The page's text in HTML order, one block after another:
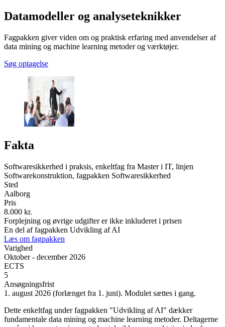
Data­model­ler og analyse­teknik­ker
Fagpakken giver viden om og praktisk erfaring med anvendelser af
data mining og machine learning metoder og værktøjer.
Søg optagelse
Fakta
Softwaresikkerhed i praksis, enkeltfag fra Master i IT, linjen
Softwarekonstruktion, fagpakken Softwaresikkerhed
Sted
Aalborg
Pris
8.000 kr.
Forplejning og øvrige udgifter er ikke inkluderet i prisen
En del af fagpakken Udvikling af AI
Læs om fagpakken
Varighed
Oktober - december 2026
ECTS
5
Ansøgningsfrist
1. august 2026 (forlænget fra 1. juni). Modulet sættes i gang.
Dette enkeltfag under fagpakken "Udvikling af AI" dækker
fundamentale data mining og machine learning metoder. Deltagerne